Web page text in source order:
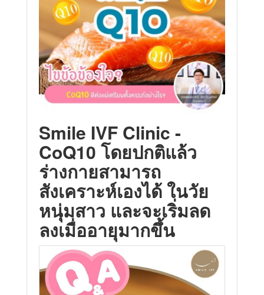
Smile IVF Clinic -
CoQ10 โดยปกติแล้ว
ร่างกายสามารถ
สังเคราะห์เองได้ ในวัย
หนุ่มสาว และจะเริ่มลด
ลงเมื่ออายุมากขึ้น